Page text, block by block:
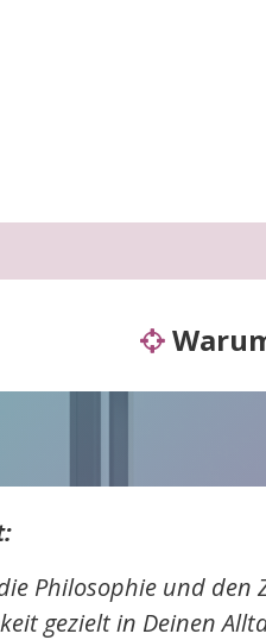
Philosophie und
gezielt in Deinen